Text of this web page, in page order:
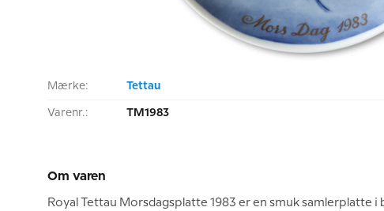
Mærke: Tettau
Varenr.: TM1983
Om varen
Royal Tettau Morsdagsplatte 1983 er en smuk